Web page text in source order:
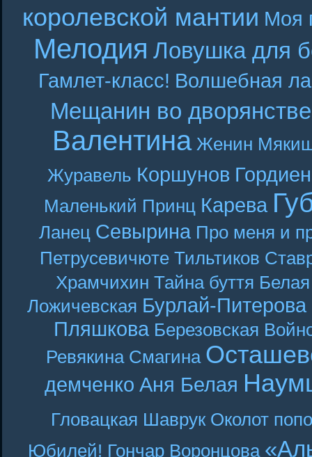
королевской мантии Моя
Мелодия Ловушка для
Гамлет-класс! Волшебная
Мещанин во дворянстве
Валентина Женин
Журавель Коршунов
Маленький Принц Карева
Ланец Севырина Про меня и
Петрусевичюте Тильтиков
Храмчихин Тайна буття
Ложичевская Бурлай-Питерова
Пляшкова Березовская
Ревякина Смагина
демченко Аня Белая
Гловацкая Шаврук Околот
Юбилей! Гончар Воронцова